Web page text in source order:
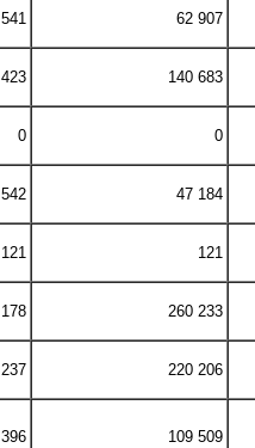
62 907
140 683
0 0
47 184
121 121
260 233
220 206
109 509